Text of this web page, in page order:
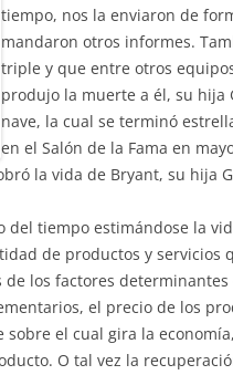
tiempo, nos la enviaron de
mandaron otros informes.
triple y que entre otros
produjo la muerte a él, su hija
nave, la cual se terminó
en el Salón de la Fama en
la vida de Bryant, su hija
tiempo estimándose la
de productos y
los factores
el precio de los
el cual gira la
O tal vez la